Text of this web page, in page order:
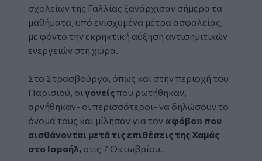
σχολείων της Γαλλίας ξανάρχισαν σήμερα τα
μαθήματα, υπό ενισχυμένα μέτρα ασφαλείας,
με φόντο την εκρηκτική αύξηση αντισημιτικών
ενεργειών στη χώρα.
Στο Στρασβούργο, όπως και στην περιοχή του
Παρισιού, οι γονείςπου ρωτήθηκαν,
αρνήθηκαν- οι περισσότεροι- να δηλώσουν το
όνομά τους και μίλησαν για τον «φόβο» που
αισθάνονται μετά τις επιθέσεις της Χαμάς
στο Ισραήλ, στις 7 Οκτωβρίου.